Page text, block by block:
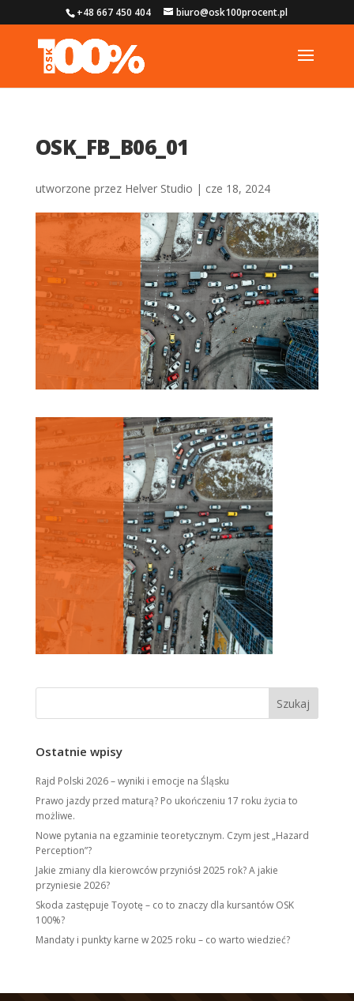
+48 667 450 404 biuro@osk100procent.pl
OSK_FB_B06_01
utworzone przez Helver Studio | cze 18, 2024
Ostatnie wpisy
Rajd Polski 2026 – wyniki i emocje na Śląsku
Prawo jazdy przed maturą? Po ukończeniu 17 roku życia to
możliwe.
Nowe pytania na egzaminie teoretycznym. Czym jest „Hazard
Perception”?
Jakie zmiany dla kierowców przyniósł 2025 rok? A jakie
przyniesie 2026?
Skoda zastępuje Toyotę – co to znaczy dla kursantów OSK
100%?
Mandaty i punkty karne w 2025 roku – co warto wiedzieć?